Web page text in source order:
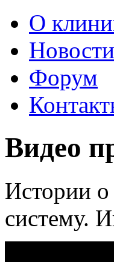
О
Новости
Форум
Видео
Истории
систему.